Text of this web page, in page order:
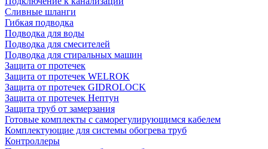
Сливные шланги
Гибкая подводка
Подводка для воды
Подводка для смесителей
Подводка для стиральных машин
Защита от протечек
Защита от протечек WELROK
Защита от протечек GIDROLOCK
Защита от протечек Нептун
Защита труб от замерзания
Готовые комплекты с саморегулирующимся кабелем
Комплектующие для системы обогрева труб
Контроллеры